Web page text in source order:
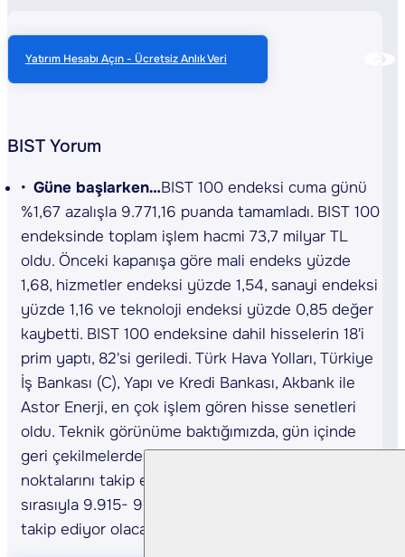
Yatırım Hesabı Açın - Ücretsiz Anlık Veri
BIST Yorum
Güne başlarken…BIST 100 endeksi cuma günü
%1,67 azalışla 9.771,16 puanda tamamladı. BIST 100
endeksinde toplam işlem hacmi 73,7 milyar TL
oldu. Önceki kapanışa göre mali endeks yüzde
1,68, hizmetler endeksi yüzde 1,54, sanayi endeksi
yüzde 1,16 ve teknoloji endeksi yüzde 0,85 değer
kaybetti. BIST 100 endeksine dahil hisselerin 18'i
prim yaptı, 82'si geriledi. Türk Hava Yolları, Türkiye
İş Bankası (C), Yapı ve Kredi Bankası, Akbank ile
Astor Enerji, en çok işlem gören hisse senetleri
oldu. Teknik görünüme baktığımızda, gün içinde
geri çekilmelerde 9.770-9.650-9.525 destek
noktalarını takip edeceğiz. Yukarı hareketlerde ise
sırasıyla 9.915- 9.965– 10.010 direnç seviyelerini
takip ediyor olacağız.